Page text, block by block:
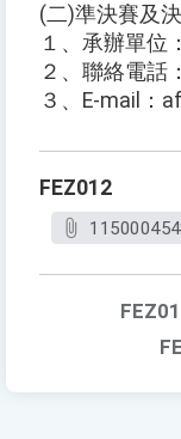
(二)準決賽及決
１、承辦單位
２、聯絡電話
３、E-mail：
FEZ012